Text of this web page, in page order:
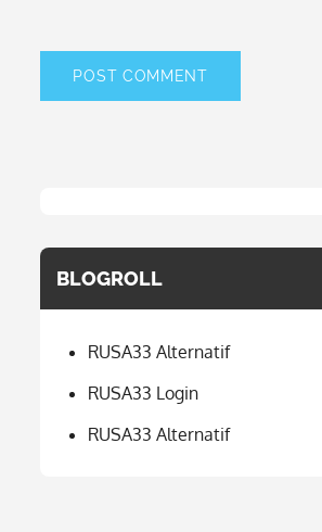
BLOGROLL
RUSA33 Alternatif
RUSA33 Login
RUSA33 Alternatif